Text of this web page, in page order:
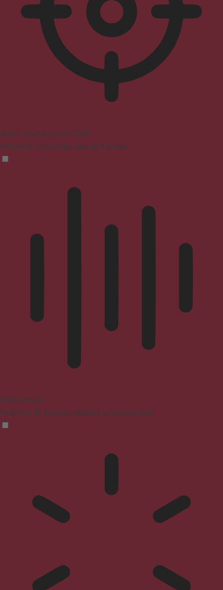
Mode convivial pour le TDAH
Navigation concentrée, sans distractions
Mode aveugle
Réduit les distractions, améliore la concentration